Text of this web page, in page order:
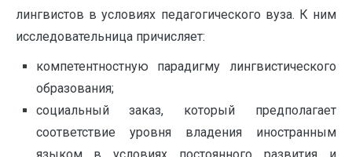
лингвистов в условиях педагогического вуза. К ним
исследовательница причисляет:
компетентностную парадигму лингвистического
образования;
социальный заказ, который предполагает
соответствие уровня владения иностранным